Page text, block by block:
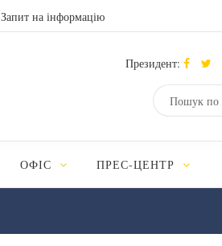
Запит на інформацію
Президент:
ОФІС ПРЕС-ЦЕНТР